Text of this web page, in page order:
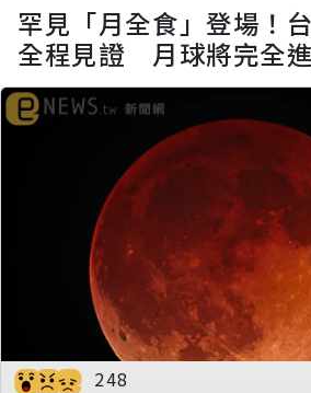
罕見「月全食」登場！
全程見證 月球將完全
248